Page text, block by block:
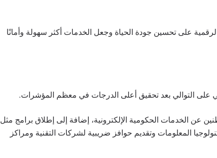
على تحسين جودة الحياة وجعل الخدمات أكثر سهولة وأمانًا
على التوالي بعد تحقيق أعلى الدرجات في معظم المؤشرات.
عن الخدمات الحكومية الإلكترونية، إضافة إلى إطلاق برامج مثل
المعلومات وتقديم حوافز ضريبية لشركات التقنية ومراكز